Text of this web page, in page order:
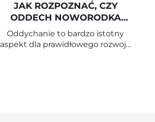
JAK ROZPOZNAĆ, CZY
ODDECH NOWORODKA
JEST PRAWIDŁOWY
Oddychanie to bardzo istotny
aspekt dla prawidłowego rozwoju